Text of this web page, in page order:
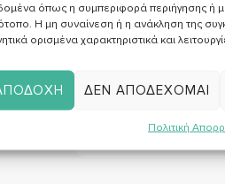
όπως η συμπεριφορά περιήγησης ή
Η μη συναίνεση ή η ανάκληση της
ορισμένα χαρακτηριστικά και
ΔΕΝ ΑΠΟΔΈΧΟΜΑΙ
Πολιτική
ΚΑΛΕΣΕ